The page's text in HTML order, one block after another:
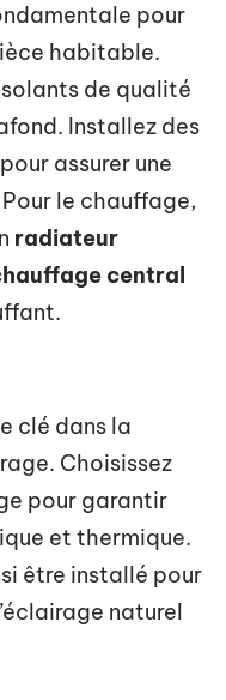
pour
habitable.
de qualité
Installez des
pour assurer une
le chauffage,
radiateur
central
clé dans la
Choisissez
pour garantir
et thermique.
être installé pour
naturel